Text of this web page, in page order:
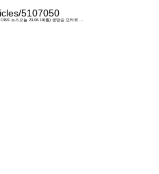
5107050
뉴스오늘 23.06.19(월) 생방송 인터뷰 ...